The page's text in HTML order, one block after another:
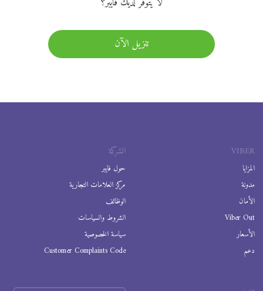
تنزيل الآن
VIBER
المزايا
مدونة
الأمان
Viber Out
الأسعار
دعم
الشركة
حول فايبر
مركز العلامات التجارية
الوظائف
الشروط والسياسات
سياسة الخصوصية
Customer Complaints Code